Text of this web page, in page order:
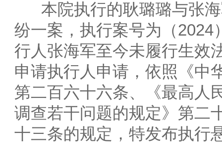
本院执行的耿璐璐与张海
纷一案，执行案号为（2024
行人张海军至今未履行生效
申请执行人申请，依照《中
第二百六十六条、《最高人
调查若干问题的规定》第二
十三条的规定，特发布执行